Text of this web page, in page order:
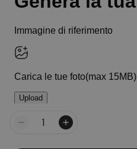
Quantità